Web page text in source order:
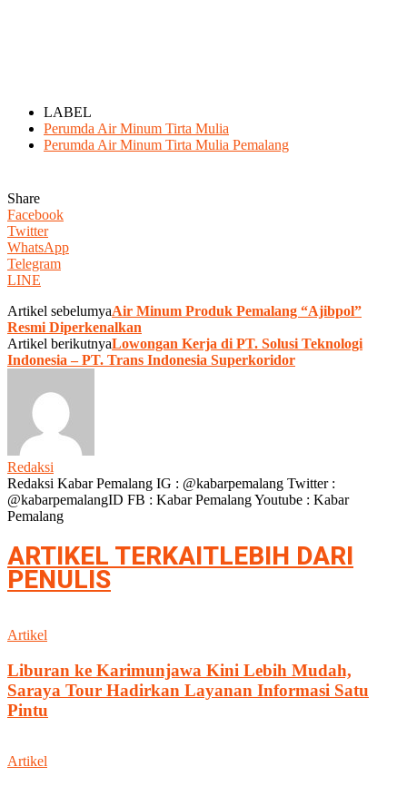
LABEL
Perumda Air Minum Tirta Mulia
Perumda Air Minum Tirta Mulia Pemalang
Share
Facebook
Twitter
WhatsApp
Telegram
LINE
Artikel sebelumyaAir Minum Produk Pemalang “Ajibpol”
Resmi Diperkenalkan
Artikel berikutnyaLowongan Kerja di PT. Solusi Teknologi
Indonesia – PT. Trans Indonesia Superkoridor
Redaksi
Redaksi Kabar Pemalang IG : @kabarpemalang Twitter :
@kabarpemalangID FB : Kabar Pemalang Youtube : Kabar
Pemalang
ARTIKEL TERKAITLEBIH DARI
PENULIS
Artikel
Liburan ke Karimunjawa Kini Lebih Mudah,
Saraya Tour Hadirkan Layanan Informasi Satu
Pintu
Artikel